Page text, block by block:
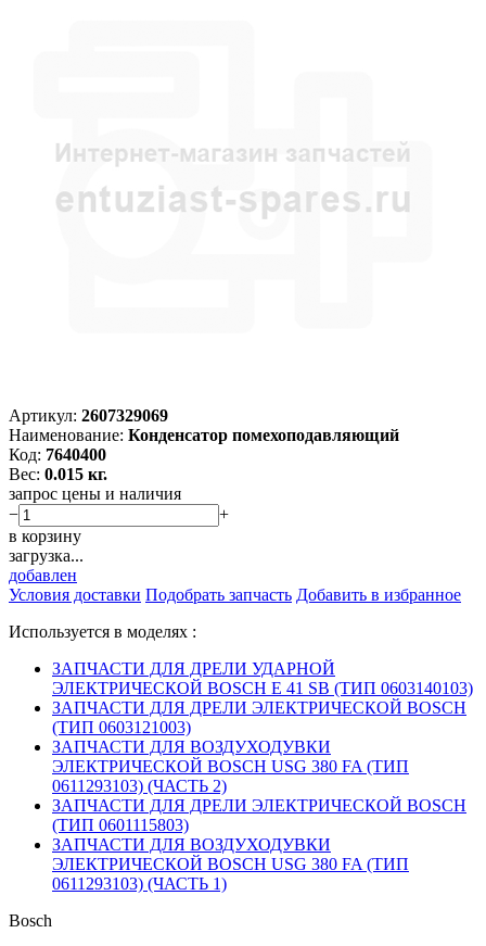
Артикул: 2607329069
Наименование: Конденсатор помехоподавляющий
Код: 7640400
Вес: 0.015 кг.
запрос цены и наличия
−
+
в корзину
загрузка...
добавлен
Условия доставки Подобрать запчасть Добавить в избранное
Используется в моделях :
ЗАПЧАСТИ ДЛЯ ДРЕЛИ УДАРНОЙ
ЭЛЕКТРИЧЕСКОЙ BOSCH E 41 SB (ТИП 0603140103)
ЗАПЧАСТИ ДЛЯ ДРЕЛИ ЭЛЕКТРИЧЕСКОЙ BOSCH
(ТИП 0603121003)
ЗАПЧАСТИ ДЛЯ ВОЗДУХОДУВКИ
ЭЛЕКТРИЧЕСКОЙ BOSCH USG 380 FA (ТИП
0611293103) (ЧАСТЬ 2)
ЗАПЧАСТИ ДЛЯ ДРЕЛИ ЭЛЕКТРИЧЕСКОЙ BOSCH
(ТИП 0601115803)
ЗАПЧАСТИ ДЛЯ ВОЗДУХОДУВКИ
ЭЛЕКТРИЧЕСКОЙ BOSCH USG 380 FA (ТИП
0611293103) (ЧАСТЬ 1)
Bosch